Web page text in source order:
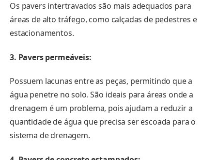
Os pavers intertravados são mais adequados para
áreas de alto tráfego, como calçadas de pedestres e
estacionamentos.
3. Pavers permeáveis:
Possuem lacunas entre as peças, permitindo que a
água penetre no solo. São ideais para áreas onde a
drenagem é um problema, pois ajudam a reduzir a
quantidade de água que precisa ser escoada para o
sistema de drenagem.